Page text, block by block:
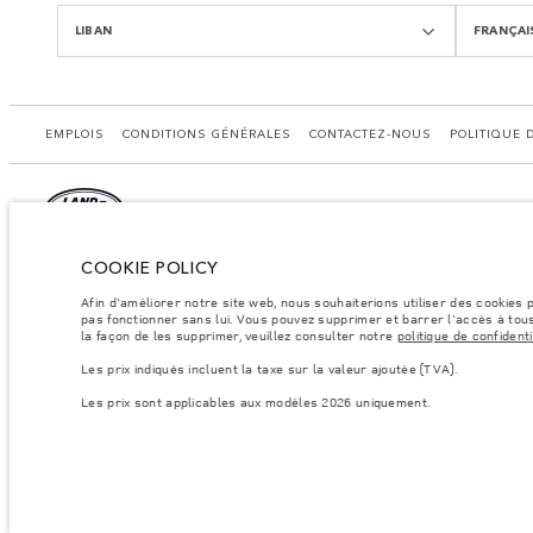
LIBAN
EMPLOIS CONDITIONS GÉNÉRALES CONTACTEZ-NOUS POLITIQUE
© JAGUAR LAND ROVER LIMITED 2026.
Liban, Mana Automotovie
Les chiff res fournis proviennent de tests officiels effectués par le fabricant
informations sur la disponibilité et les prix.
Les poids indiqués correspondent à des spécifications de véhicule standard.
s’avère très fluctuante, et par conséquent, les images utilisées actuellement
COOKIE POLICY
Afin d'améliorer notre site web, nous souhaiterions utiliser des
pas fonctionner sans lui. Vous pouvez supprimer et barrer l'accès à
la façon de les supprimer, veuillez consulter notre politique de
Les prix indiqués incluent la taxe sur la valeur ajoutée (TVA).
Les prix sont applicables aux modèles 2026 uniquement.